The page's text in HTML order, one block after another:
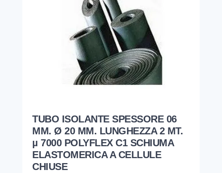
TUBO ISOLANTE SPESSORE 06
MM. Ø 20 MM. LUNGHEZZA 2 MT.
µ 7000 POLYFLEX C1 SCHIUMA
ELASTOMERICA A CELLULE
CHIUSE